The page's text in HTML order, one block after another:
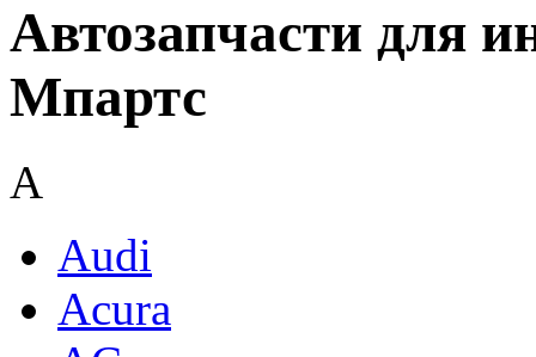
Автозапчасти для
Мпартс
A
Audi
Acura